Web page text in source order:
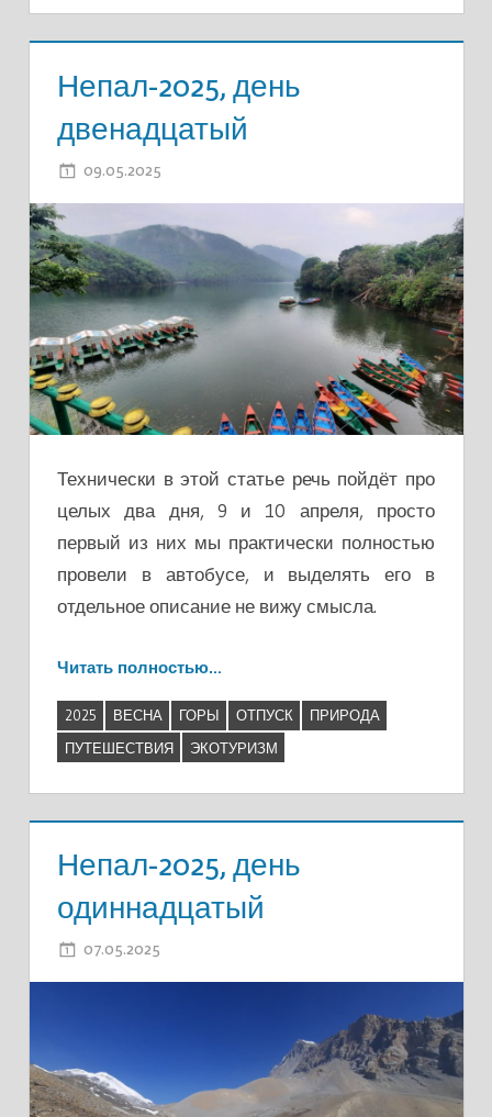
Непал-2025, день
двенадцатый
09.05.2025
Технически в этой статье речь пойдёт про
целых два дня, 9 и 10 апреля, просто
первый из них мы практически полностью
провели в автобусе, и выделять его в
отдельное описание не вижу смысла.
Читать полностью…
2025 ВЕСНА ГОРЫ ОТПУСК
ПРИРОДА
ПУТЕШЕСТВИЯ
ЭКОТУРИЗМ
Непал-2025, день
одиннадцатый
07.05.2025